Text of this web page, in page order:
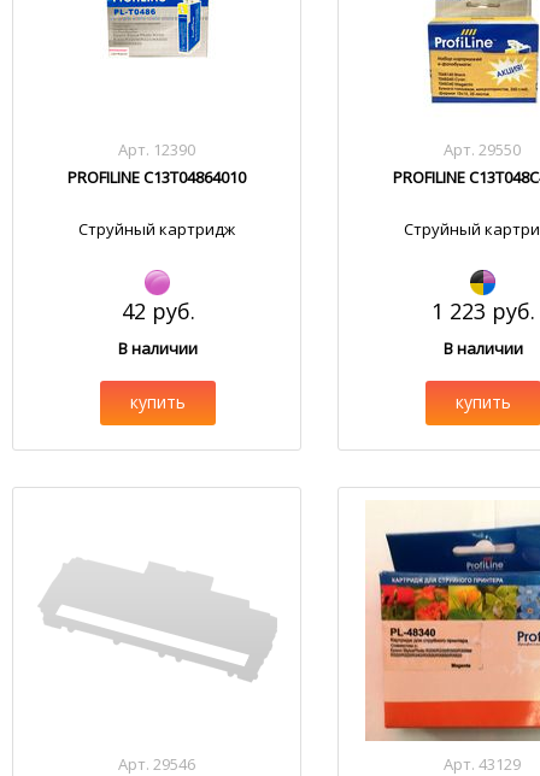
Арт. 12390
PROFILINE C13T04864010
Струйный картридж
42 руб.
В наличии
купить
Арт. 29550
PROFILINE
Струйный
1 223 руб.
В наличии
купить
Арт. 29546 Арт. 43129